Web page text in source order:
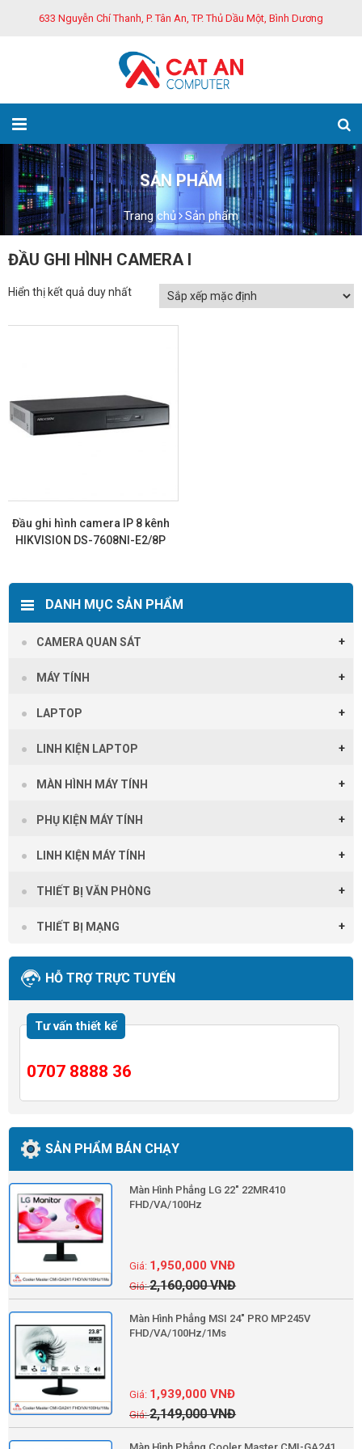
633 Nguyễn Chí Thanh, P. Tân An, TP. Thủ Dầu Một, Bình Dương
SẢN PHẨM
Trang chủ Sản phẩm
ĐẦU GHI HÌNH CAMERA I
Hiển thị kết quả duy nhất
Đầu ghi hình camera IP 8 kênh
HIKVISION DS-7608NI-E2/8P
DANH MỤC SẢN PHẨM
CAMERA QUAN SÁT
MÁY TÍNH
LAPTOP
LINH KIỆN LAPTOP
MÀN HÌNH MÁY TÍNH
PHỤ KIỆN MÁY TÍNH
LINH KIỆN MÁY TÍNH
THIẾT BỊ VĂN PHÒNG
THIẾT BỊ MẠNG
HỖ TRỢ TRỰC TUYẾN
Tư vấn thiết kế
0707 8888 36
SẢN PHẨM BÁN CHẠY
Màn Hình Phẳng LG 22" 22MR410
FHD/VA/100Hz
2,160,000VNĐ
1,950,000VNĐ
Màn Hình Phẳng MSI 24" PRO MP245V
FHD/VA/100Hz/1Ms
2,149,000VNĐ
1,939,000VNĐ